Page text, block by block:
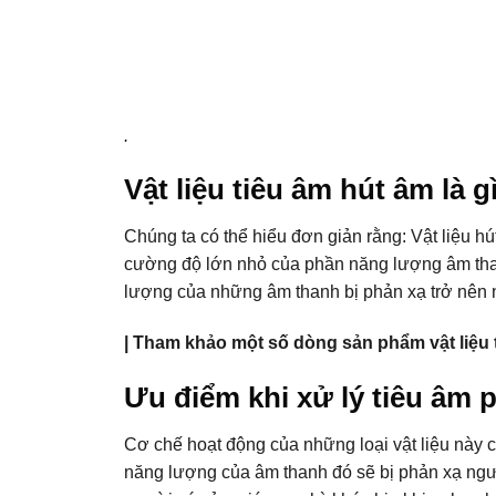
.
Vật liệu tiêu âm hút âm là
Chúng ta có thể hiểu đơn giản rằng: Vật liệu
cường độ lớn nhỏ của phần năng lượng âm
lượng của những âm thanh bị phản xạ trở nên
| Tham khảo một số dòng sản phẩm vật
Ưu điểm khi xử lý tiêu âm
Cơ chế hoạt động của những loại vật liệu này
năng lượng của âm thanh đó sẽ bị phản xạ